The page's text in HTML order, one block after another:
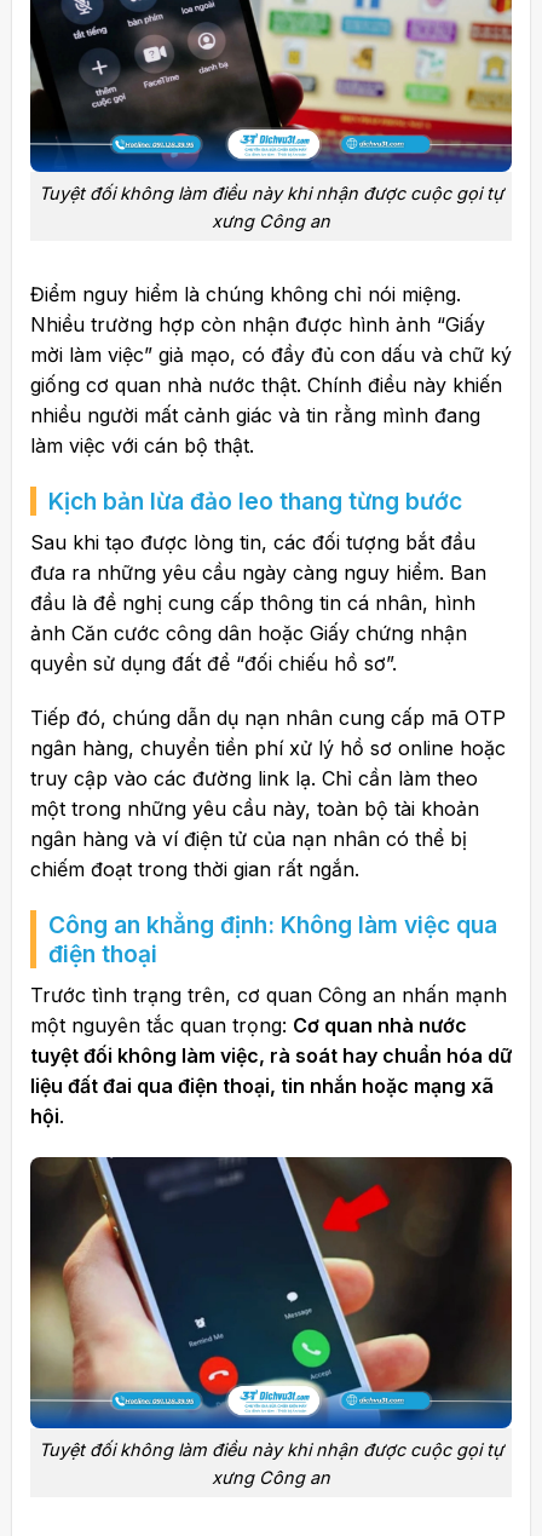
Tuyệt đối không làm điều này khi nhận được cuộc gọi tự
xưng Công an
Điểm nguy hiểm là chúng không chỉ nói miệng.
Nhiều trường hợp còn nhận được hình ảnh “Giấy
mời làm việc” giả mạo, có đầy đủ con dấu và chữ ký
giống cơ quan nhà nước thật. Chính điều này khiến
nhiều người mất cảnh giác và tin rằng mình đang
làm việc với cán bộ thật.
Kịch bản lừa đảo leo thang từng bước
Sau khi tạo được lòng tin, các đối tượng bắt đầu
đưa ra những yêu cầu ngày càng nguy hiểm. Ban
đầu là đề nghị cung cấp thông tin cá nhân, hình
ảnh Căn cước công dân hoặc Giấy chứng nhận
quyền sử dụng đất để “đối chiếu hồ sơ”.
Tiếp đó, chúng dẫn dụ nạn nhân cung cấp mã OTP
ngân hàng, chuyển tiền phí xử lý hồ sơ online hoặc
truy cập vào các đường link lạ. Chỉ cần làm theo
một trong những yêu cầu này, toàn bộ tài khoản
ngân hàng và ví điện tử của nạn nhân có thể bị
chiếm đoạt trong thời gian rất ngắn.
Công an khẳng định: Không làm việc qua
điện thoại
Trước tình trạng trên, cơ quan Công an nhấn mạnh
một nguyên tắc quan trọng: Cơ quan nhà nước
tuyệt đối không làm việc, rà soát hay chuẩn hóa dữ
liệu đất đai qua điện thoại, tin nhắn hoặc mạng xã
hội.
Tuyệt đối không làm điều này khi nhận được cuộc gọi tự
xưng Công an